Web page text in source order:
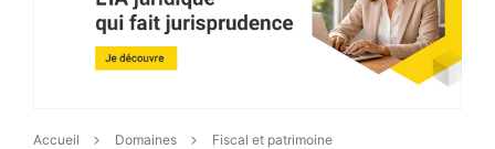
Accueil Domaines Fiscal et patrimoine